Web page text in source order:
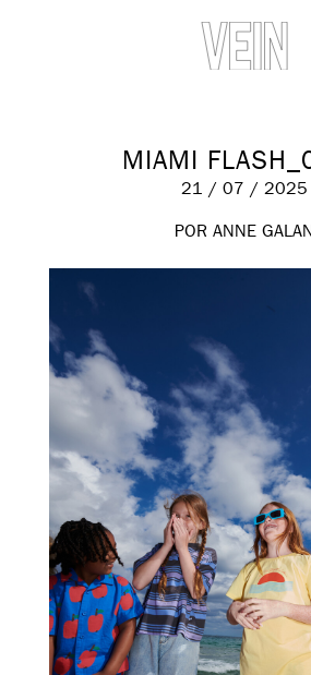
MIAMI
21 / 07 / 2025
POR ANNE